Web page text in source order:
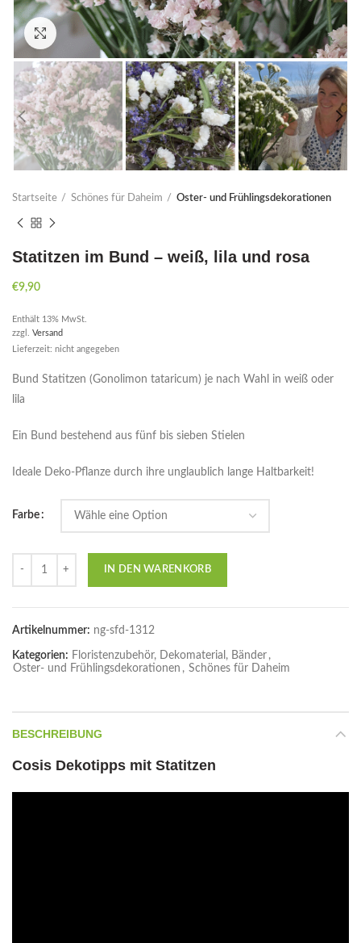
Click to enlarge
Startseite Schönes für Daheim Oster- und Frühlingsdekorationen
Statitzen im Bund – weiß, lila und rosa
€9,90
Enthält 13% MwSt.
zzgl. Versand
Lieferzeit: nicht angegeben
Bund Statitzen (Gonolimon tataricum) je nach Wahl in weiß oder
lila
Ein Bund bestehend aus fünf bis sieben Stielen
Ideale Deko-Pflanze durch ihre unglaublich lange Haltbarkeit!
Farbe
IN DEN WARENKORB
Artikelnummer: ng-sfd-1312
Kategorien: Floristenzubehör, Dekomaterial, Bänder ,
Oster- und Frühlingsdekorationen , Schönes für Daheim
BESCHREIBUNG
Cosis Dekotipps mit Statitzen